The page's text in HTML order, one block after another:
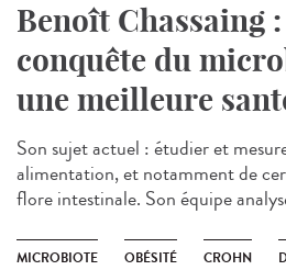
Benoît Chassaing
conquête du
une meilleure
Son sujet actuel : étudier et
alimentation, et notamment de
flore intestinale. Son équipe
MICROBIOTE OBÉSITÉ CROHN